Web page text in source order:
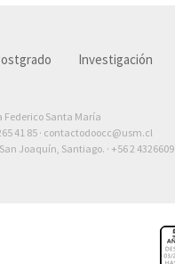
Investigación
Federico Santa María
41 85 · contactodoocc@usm.cl
Joaquín, Santiago. · +56 2 4326609